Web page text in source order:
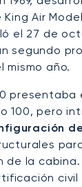
Air
el 27 de
segundo
mismo año.
presentaba
100, pero
de la
civil